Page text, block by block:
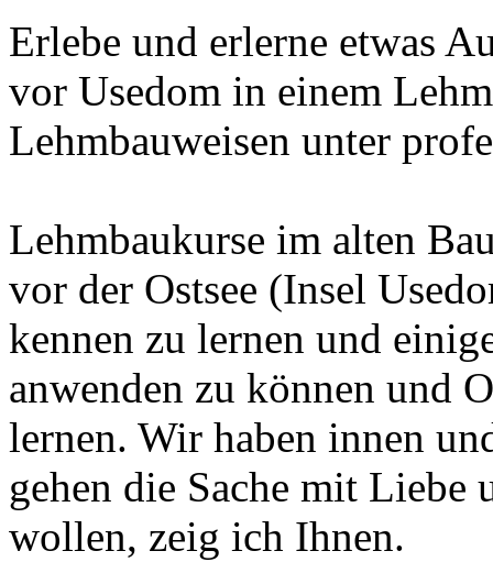
Erlebe und erlerne etwas
vor Usedom in einem
Lehmbauweisen unter
Lehmbaukurse im alten
vor der Ostsee (Insel
kennen zu lernen und
anwenden zu können und
lernen. Wir haben innen
gehen die Sache mit Liebe
wollen, zeig ich Ihnen.